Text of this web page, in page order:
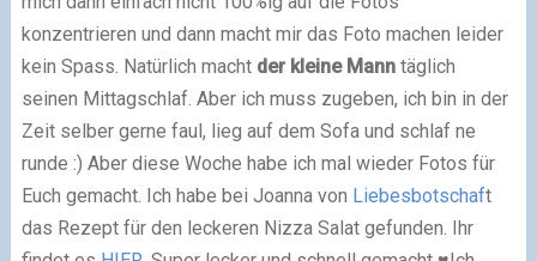
konzentrieren und dann macht mir das Foto machen leider
kein Spass. Natürlich macht der kleine Manntäglich
seinen Mittagschlaf. Aber ich muss zugeben, ich bin in der
Zeit selber gerne faul, lieg auf dem Sofa und schlaf ne
runde :) Aber diese Woche habe ich mal wieder Fotos für
Euch gemacht. Ich habe bei Joanna von Liebesbotschaft
das Rezept für den leckeren Nizza Salat gefunden. Ihr